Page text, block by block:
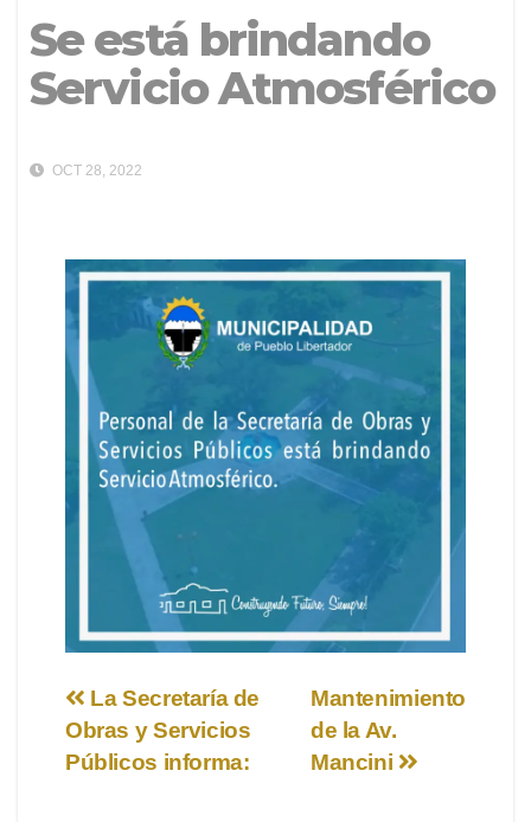
Se está brindando
Servicio Atmosférico
OCT 28, 2022
Navegación
de
Mantenimiento
de la Av.
Mancini
La Secretaría de
Obras y Servicios
Públicos informa: